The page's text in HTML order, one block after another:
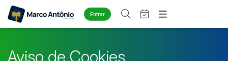
Entrar
Criar conta Entrar
Site
Aviso de Cookies